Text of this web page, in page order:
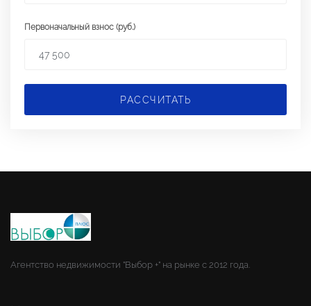
Первоначальный взнос (руб.)
РАССЧИТАТЬ
Агентство недвижимости "Выбор +" на рынке с 2012 года.